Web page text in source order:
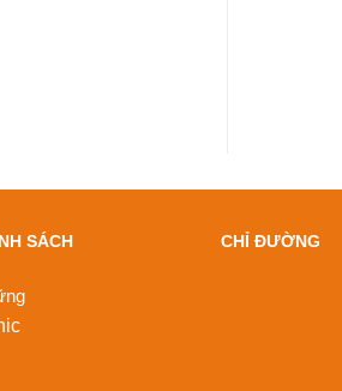
SÁCH CHỈ ĐƯỜNG